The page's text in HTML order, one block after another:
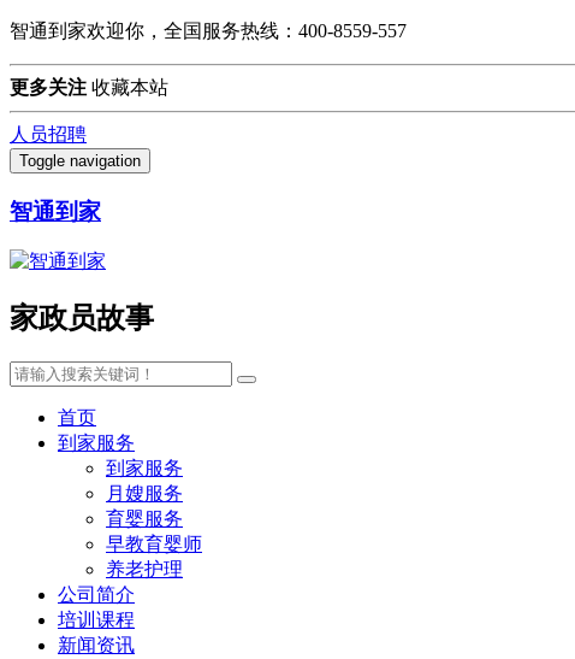
智通到家欢迎你，全国服务热线：400-8559-557
更多关注 收藏本站
人员招聘
Toggle navigation
智通到家
家政员故事
首页
到家服务
到家服务
月嫂服务
育婴服务
早教育婴师
养老护理
公司简介
培训课程
新闻资讯